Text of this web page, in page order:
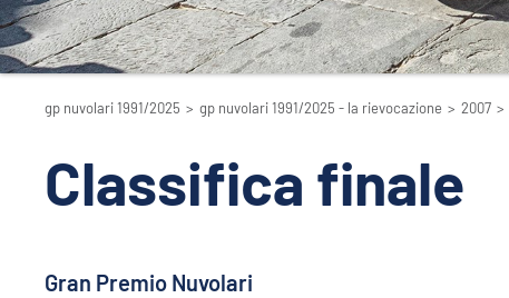
gp nuvolari 1991/2025 > gp nuvolari 1991/2025 - la rievocazione > 2007 >
Classifica finale
Gran Premio Nuvolari